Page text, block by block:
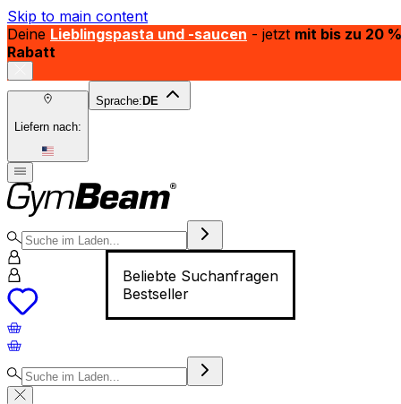
Skip to main content
Deine Lieblingspasta und -saucen - jetzt mit bis zu 20 %
Rabatt
Liefern nach:
Sprache: DE
Beliebte Suchanfragen
Bestseller